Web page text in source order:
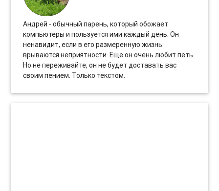
Андрей - обычный парень, который обожает
компьютеры и пользуется ими каждый день. Он
ненавидит, если в его размеренную жизнь
врываются неприятности. Еще он очень любит петь.
Но не переживайте, он не будет доставать вас
своим пением. Только текстом.